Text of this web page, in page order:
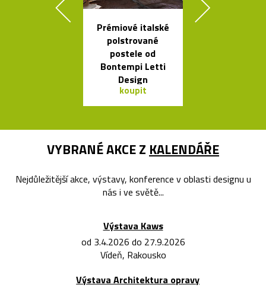
Prémiové italské
polstrované
postele od
Bontempi Letti
Design
koupit
VYBRANÉ AKCE Z KALENDÁŘE
Nejdůležitější akce, výstavy, konference v oblasti designu u
nás i ve světě...
Výstava Kaws
od 3.4.2026 do 27.9.2026
Vídeň, Rakousko
Výstava Architektura opravy